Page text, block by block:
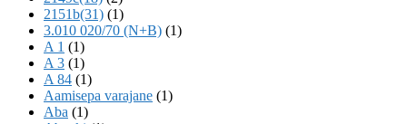
2151b(31) (1)
3.010 020/70 (N+B) (1)
A 1 (1)
A 3 (1)
A 84 (1)
Aamisepa varajane (1)
Aba (1)